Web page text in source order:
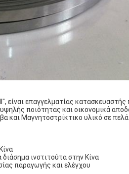
είναι επαγγελματίας
ποιότητας και οικονομικά
και Μαγνητοστρίκτικο υλικό σε
ινστιτούτα στην Κίνα
παραγωγής και ελέγχου